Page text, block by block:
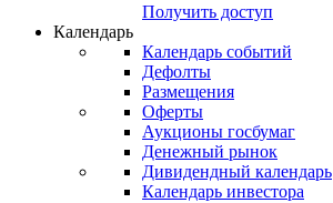
Получить доступ
Календарь
Календарь событий
Дефолты
Размещения
Оферты
Аукционы госбумаг
Денежный рынок
Дивидендный календарь
Календарь инвестора